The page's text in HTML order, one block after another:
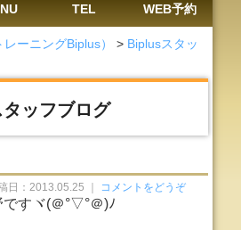
TEL WEB予約
ーニングBiplus） > Biplusスタッ
ッフブログ
日：2013.05.25 ｜ コメントをどうぞ
すヾ(＠°▽°＠)ﾉ